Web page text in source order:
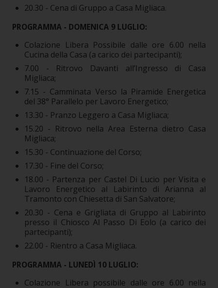
20.30 - Cena di Gruppo a Casa Migliaca.
PROGRAMMA - DOMENICA 9 LUGLIO:
Colazione Libera Possibile dalle ore 6.00 nella
Cucina della Casa (a carico dei partecipanti);
7.00 - Ritrovo Davanti all’Ingresso di Casa
Migliaca;
7.15 - Camminata Verso la Piramide Energetica
del 38° Parallelo per Lavoro Energetico;
13.30 - Pranzo Leggero a Casa Migliaca;
15.20 - Ritrovo nella Area Esterna dietro Casa
Migliaca;
15.30 - Continuazione del Corso;
17.30 - Fine del Corso;
18.00 - Partenza per Castel Di Lucio per Visita e
Lavoro Energetico al Labirinto di Arianna al
Tramonto con Chiesetta di San Salvatore;
20.30 - Cena e Grigliata di Gruppo al Labirinto
presso il Chiosco Al Passo Di Eolo (a carico dei
partecipanti);
22.00 - Rientro a Casa Migliaca.
PROGRAMMA - LUNEDÌ 10 LUGLIO:
Colazione Libera possibile dalle ore 6.00 nella